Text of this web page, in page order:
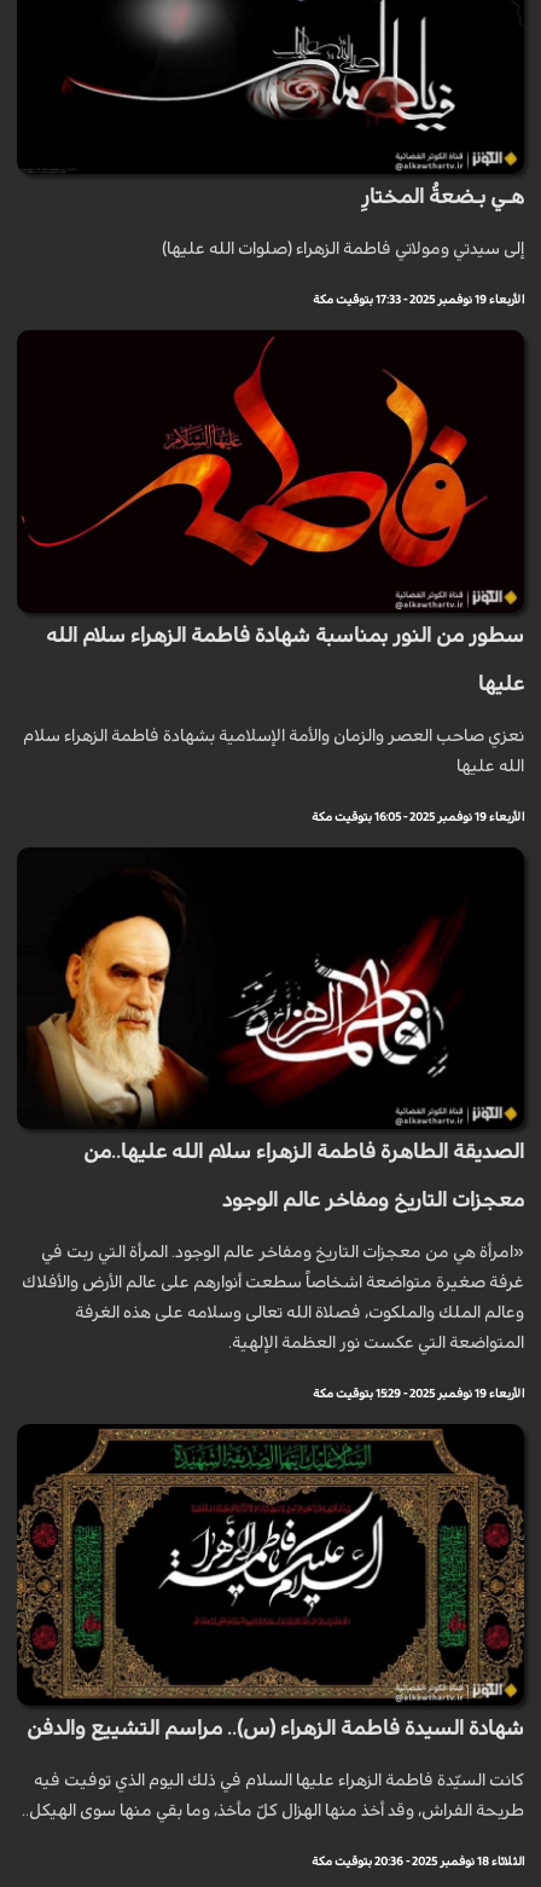
هـي بـضعةُ المختارِ
إلى سيدتي ومولاتي فاطمة الزهراء (صلوات الله عليها)
الأربعاء 19 نوفمبر 2025 - 17:33 بتوقيت مكة
سطور من النور بمناسبة شهادة فاطمة الزهراء سلام الله
عليها
نعزي صاحب العصر والزمان والأمة الإسلامية بشهادة فاطمة الزهراء سلام
الله عليها
الأربعاء 19 نوفمبر 2025 - 16:05 بتوقيت مكة
الصديقة الطاهرة فاطمة الزهراء سلام الله عليها..من
معجزات التاريخ ومفاخر عالم الوجود
«امرأة هي من معجزات التاريخ ومفاخر عالم الوجود. المرأة التي ربت في
غرفة صغيرة متواضعة اشخاصاً سطعت أنوارهم على عالم الأرض والأفلاك
وعالم الملك والملكوت، فصلاة الله تعالى وسلامه على هذه الغرفة
المتواضعة التي عكست نور العظمة الإلهية.
الأربعاء 19 نوفمبر 2025 - 15:29 بتوقيت مكة
شهادة السيدة فاطمة الزهراء (س).. مراسم التشييع والدفن
كانت السيّدة فاطمة الزهراء عليها السلام في ذلك اليوم الذي توفيت فيه
طريحة الفراش، وقد أخذ منها الهزال كلّ مأخذ، وما بقي منها سوى الهيكل..
الثلاثاء 18 نوفمبر 2025 - 20:36 بتوقيت مكة